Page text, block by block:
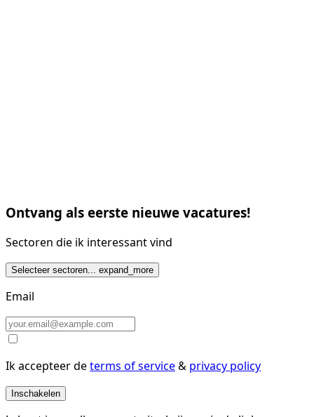
Ontvang als eerste nieuwe vacatures!
Sectoren die ik interessant vind
Selecteer sectoren... expand_more
Email
Ik accepteer determs of service& privacy policy
Inschakelen